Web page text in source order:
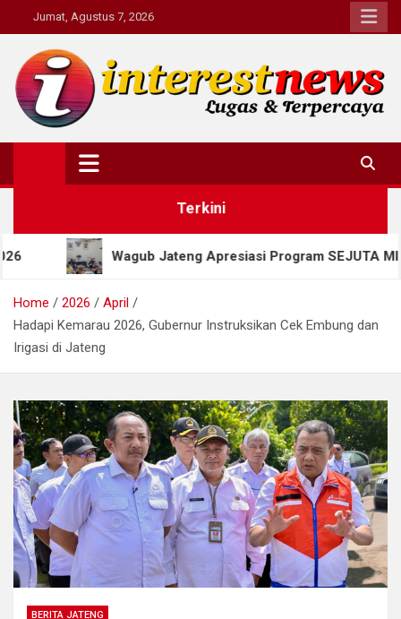
to
content
Jumat, Agustus 7, 2026
Interestnews.or.id
Terkini
Jateng Apresiasi Program SEJUTA MIJEL, Salatiga
Home 2026
April
Hadapi Kemarau 2026, Gubernur Instruksikan Cek Embung dan
Irigasi di Jateng
BERITA JATENG